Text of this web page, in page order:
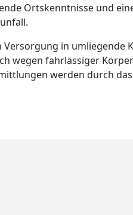
Ortskenntnisse und
in umliegende
wegen fahrlässiger
werden durch
in Angelbachtal war
Rhein-Neckar-